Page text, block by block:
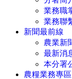
業務職
業務聯
新聞最前線
農業新
最新消
本分署
農糧業務專區